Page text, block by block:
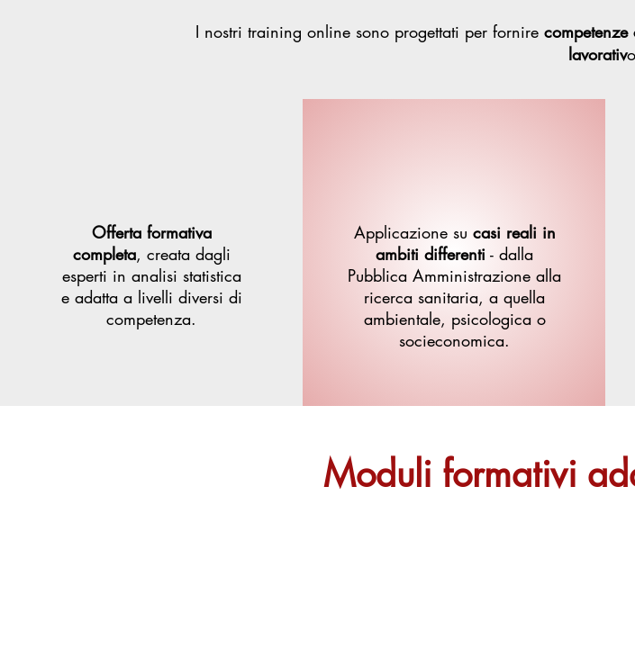
I nostri training online sono progettati per fornire
lavorativ
Offerta formativa
completa, creata dagli
esperti in analisi statistica
e adatta a livelli diversi di
competenza.
Applicazione su casi reali in
ambiti differenti - dalla
Pubblica Amministrazione alla
ricerca sanitaria, a quella
ambientale, psicologica o
socieconomica.
Moduli formativi